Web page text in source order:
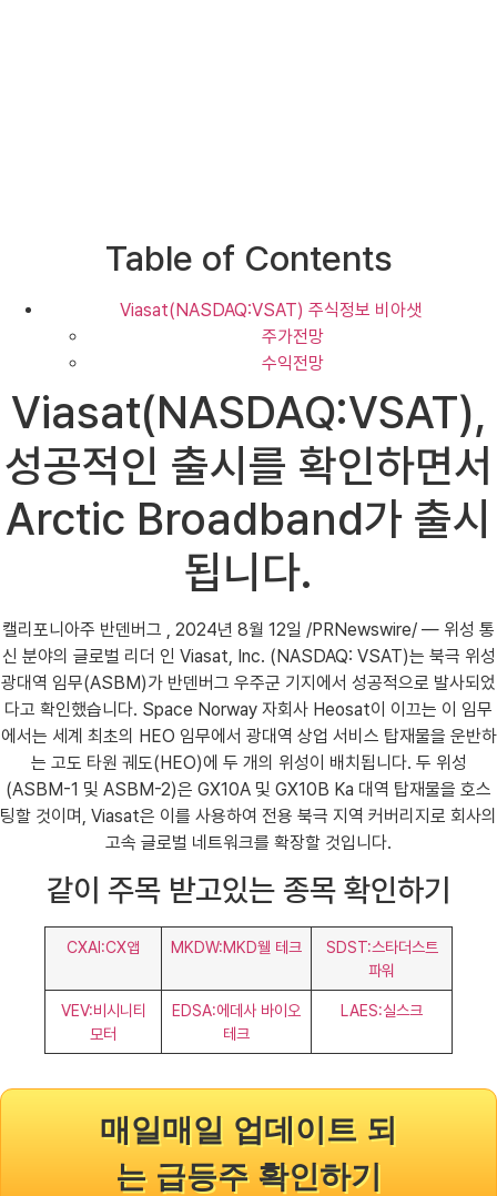
Table of Contents
Viasat(NASDAQ:VSAT) 주식정보 비아샛
주가전망
수익전망
Viasat(NASDAQ:VSAT),
성공적인 출시를 확인하면서
Arctic Broadband가 출시
됩니다.
캘리포니아주 반덴버그 , 2024년 8월 12일 /PRNewswire/ — 위성 통
신 분야의 글로벌 리더 인 Viasat, Inc. (NASDAQ: VSAT)는 북극 위성
광대역 임무(ASBM)가 반덴버그 우주군 기지에서 성공적으로 발사되었
다고 확인했습니다. Space Norway 자회사 Heosat이 이끄는 이 임무
에서는 세계 최초의 HEO 임무에서 광대역 상업 서비스 탑재물을 운반하
는 고도 타원 궤도(HEO)에 두 개의 위성이 배치됩니다. 두 위성
(ASBM-1 및 ASBM-2)은 GX10A 및 GX10B Ka 대역 탑재물을 호스
팅할 것이며, Viasat은 이를 사용하여 전용 북극 지역 커버리지로 회사의
고속 글로벌 네트워크를 확장할 것입니다.
같이 주목 받고있는 종목 확인하기
CXAI:CX앱 MKDW:MKD웰 테크
SDST:스타더스트
파워
VEV:비시니티
모터
EDSA:에데사 바이오
테크
LAES:실스크
매일매일 업데이트 되
는 급등주 확인하기